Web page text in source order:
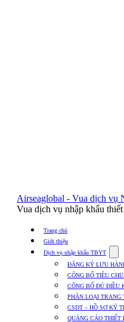
Airseaglobal - Vua dịch
Vua dịch vụ nhập khẩu
Trang chủ
Giới thiệu
Dịch vụ nhập khẩu TBYT
for
vụ
ĐĂNG KÝ LƯU
CÔNG BỐ TIÊU
CÔNG BỐ ĐỦ ĐIỀU
PHÂN LOẠI TRANG
CSDT – HỒ SƠ KỸ
QUẢNG CÁO THIẾT